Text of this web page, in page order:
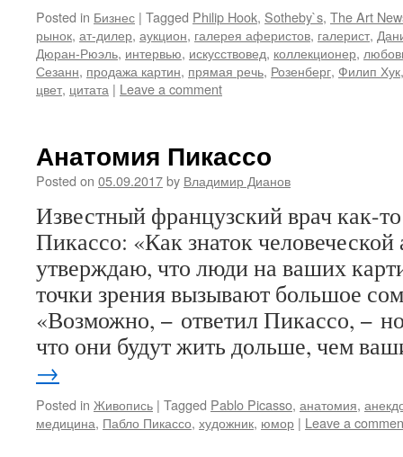
Posted in Бизнес | Tagged Philip Hook, Sotheby`s, The Art
рынок, ат-дилер, аукцион, галерея аферистов, галерист,
Дюран-Рюэль, интервью, искусствовед, коллекционер,
Сезанн, продажа картин, прямая речь, Розенберг, Филип Хук
цвет, цитата | Leave a comment
Анатомия Пикассо
Posted on 05.09.2017by Владимир Дианов
Известный французский врач как-
Пикассо: «Как знаток человеческой
утверждаю, что люди на ваших
точки зрения вызывают большое
«Возможно, − ответил Пикассо, −
что они будут жить дольше, чем
→
Posted in Живопись | Tagged Pablo Picasso, анатомия,
медицина, Пабло Пикассо, художник, юмор | Leave a